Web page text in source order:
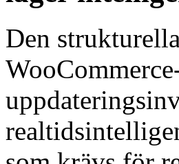
Den